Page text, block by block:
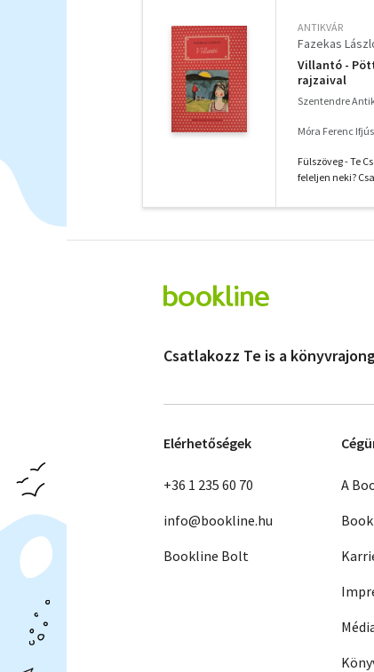
ANTIKVÁR
Fazekas
Villantó -
rajzaival
Szentendre
Móra Ferenc
Fülszöveg - Te
feleljen neki?
Csatlakozz Te is a
Elérhetőségek
+36 1 235 60 70
info@bookline.hu
Bookline Bolt
A